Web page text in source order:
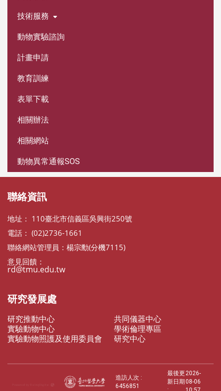
技術服務
動物實驗諮詢
計畫申請
教育訓練
表單下載
相關辦法
相關網站
動物異常通報SOS
聯絡資訊
地址： 110臺北市信義區吳興街250號
電話： (02)2736-1661
聯絡網站管理員：楊宗勳(分機7115)
意見回饋：
rd@tmu.edu.tw
研究發展處
研究推動中心
共同儀器中心
實驗動物中心
學術倫理專區
實驗動物照護及使用委員會
研究中心
造訪人次 :
6456851
最後更
新日期
2026-
08-06